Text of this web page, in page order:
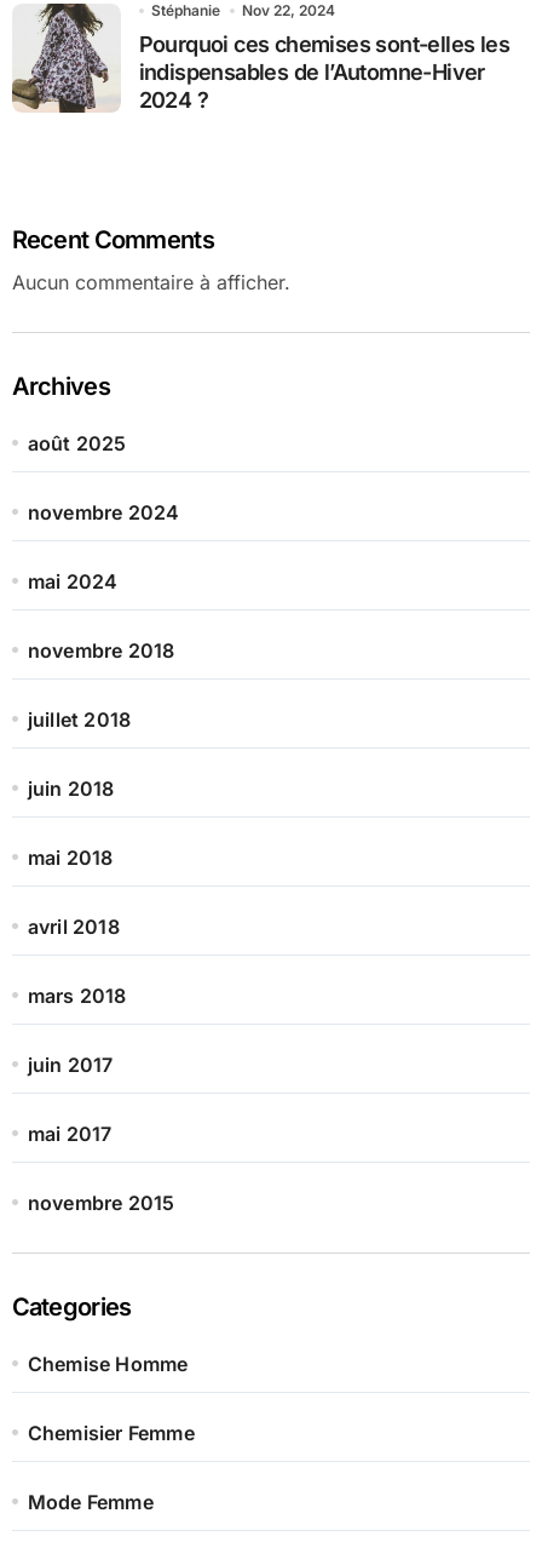
Stéphanie Nov 22, 2024
Pourquoi ces chemises sont-elles les
indispensables de l’Automne-Hiver
2024 ?
Recent Comments
Aucun commentaire à afficher.
Archives
août 2025
novembre 2024
mai 2024
novembre 2018
juillet 2018
juin 2018
mai 2018
avril 2018
mars 2018
juin 2017
mai 2017
novembre 2015
Categories
Chemise Homme
Chemisier Femme
Mode Femme